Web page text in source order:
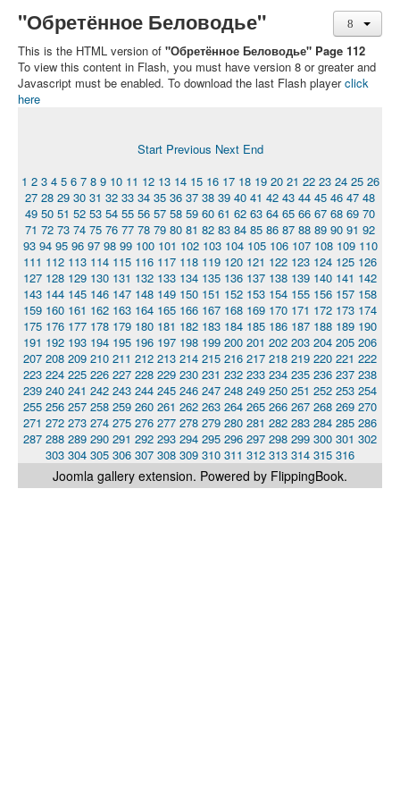
"Обретённое Беловодье"
This is the HTML version of "Обретённое Беловодье" Page 112
To view this content in Flash, you must have version 8 or greater and
Javascript must be enabled. To download the last Flash playerclick
here
Start Previous Next End
1 2 3 4 5 6 7 8 9 10 11 12 13 14 15 16 17 18 19 20 21 22 23 24 25 26
27 28 29 30 31 32 33 34 35 36 37 38 39 40 41 42 43 44 45 46 47 48
49 50 51 52 53 54 55 56 57 58 59 60 61 62 63 64 65 66 67 68 69 70
71 72 73 74 75 76 77 78 79 80 81 82 83 84 85 86 87 88 89 90 91 92
93 94 95 96 97 98 99 100 101 102 103 104 105 106 107 108 109 110
111 112 113 114 115 116 117 118 119 120 121 122 123 124 125 126
127 128 129 130 131 132 133 134 135 136 137 138 139 140 141 142
143 144 145 146 147 148 149 150 151 152 153 154 155 156 157 158
159 160 161 162 163 164 165 166 167 168 169 170 171 172 173 174
175 176 177 178 179 180 181 182 183 184 185 186 187 188 189 190
191 192 193 194 195 196 197 198 199 200 201 202 203 204 205 206
207 208 209 210 211 212 213 214 215 216 217 218 219 220 221 222
223 224 225 226 227 228 229 230 231 232 233 234 235 236 237 238
239 240 241 242 243 244 245 246 247 248 249 250 251 252 253 254
255 256 257 258 259 260 261 262 263 264 265 266 267 268 269 270
271 272 273 274 275 276 277 278 279 280 281 282 283 284 285 286
287 288 289 290 291 292 293 294 295 296 297 298 299 300 301 302
303 304 305 306 307 308 309 310 311 312 313 314 315 316
Joomla gallery extension. Powered by FlippingBook.